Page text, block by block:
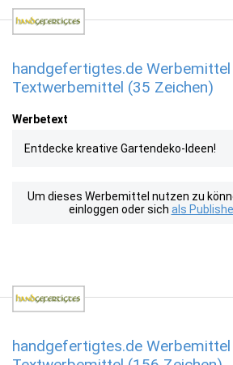
handgefertigtes.de
Textwerbemittel (35 Zeichen)
Werbetext
Entdecke kreative Gartendeko-Ideen!
Um dieses Werbemittel nutzen zu
einloggen oder sich als
handgefertigtes.de